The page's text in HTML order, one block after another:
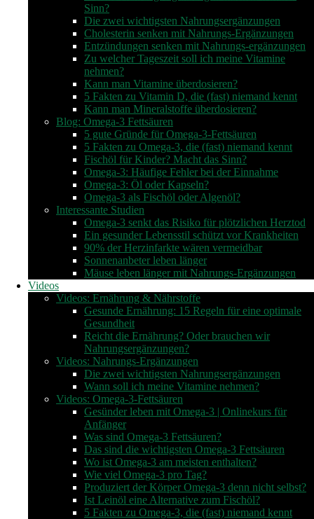
Sinn?
Die zwei wichtigsten Nahrungsergänzungen
Cholesterin senken mit Nahrungs-Ergänzungen
Entzündungen senken mit Nahrungs-ergänzungen
Zu welcher Tageszeit soll ich meine Vitamine
nehmen?
Kann man Vitamine überdosieren?
5 Fakten zu Vitamin D, die (fast) niemand kennt
Kann man Mineralstoffe überdosieren?
Blog: Omega-3 Fettsäuren
5 gute Gründe für Omega-3-Fettsäuren
5 Fakten zu Omega-3, die (fast) niemand kennt
Fischöl für Kinder? Macht das Sinn?
Omega-3: Häufige Fehler bei der Einnahme
Omega-3: Öl oder Kapseln?
Omega-3 als Fischöl oder Algenöl?
Interessante Studien
Omega-3 senkt das Risiko für plötzlichen Herztod
Ein gesunder Lebensstil schützt vor Krankheiten
90% der Herzinfarkte wären vermeidbar
Sonnenanbeter leben länger
Mäuse leben länger mit Nahrungs-Ergänzungen
Videos
Videos: Ernährung & Nährstoffe
Gesunde Ernährung: 15 Regeln für eine optimale
Gesundheit
Reicht die Ernährung? Oder brauchen wir
Nahrungsergänzungen?
Videos: Nahrungs-Ergänzungen
Die zwei wichtigsten Nahrungsergänzungen
Wann soll ich meine Vitamine nehmen?
Videos: Omega-3-Fettsäuren
Gesünder leben mit Omega-3 | Onlinekurs für
Anfänger
Was sind Omega-3 Fettsäuren?
Das sind die wichtigsten Omega-3 Fettsäuren
Wo ist Omega-3 am meisten enthalten?
Wie viel Omega-3 pro Tag?
Produziert der Körper Omega-3 denn nicht selbst?
Ist Leinöl eine Alternative zum Fischöl?
5 Fakten zu Omega-3, die (fast) niemand kennt